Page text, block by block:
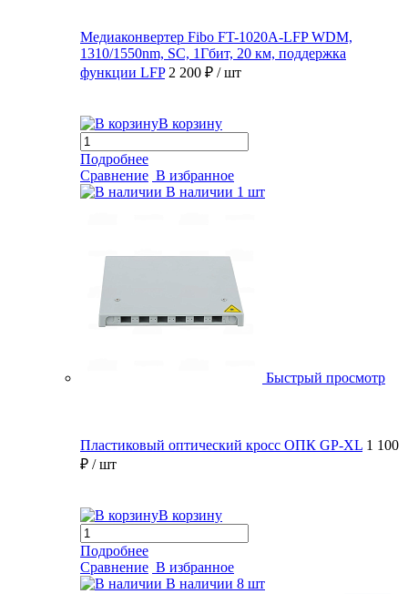
Медиаконвертер Fibo FT-1020A-LFP WDM,
1310/1550nm, SC, 1Гбит, 20 км, поддержка
функции LFP 2 200 ₽ / шт
В корзину
Подробнее
Сравнение В избранное
В наличии 1 шт
Быстрый просмотр
Пластиковый оптический кросс ОПК GP-XL 1 100
₽ / шт
В корзину
Подробнее
Сравнение В избранное
В наличии 8 шт